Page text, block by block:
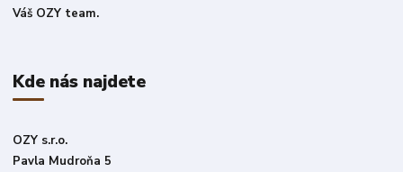
Váš OZY team.
Kde nás najdete
OZY s.r.o.
Pavla Mudroňa 5